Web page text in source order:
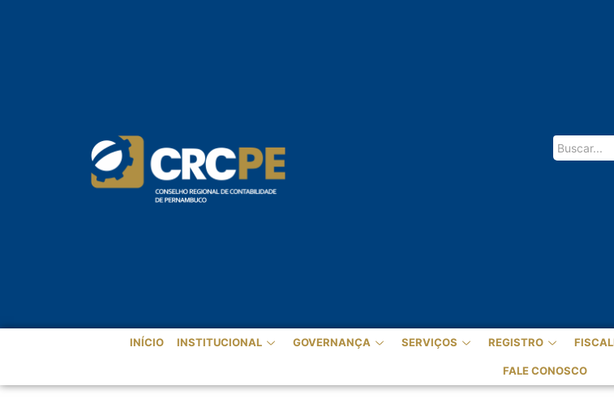
INÍCIO INSTITUCIONAL GOVERNANÇA SERVIÇOS REGISTRO
FALE CONOSCO